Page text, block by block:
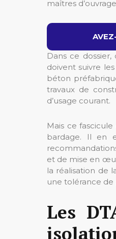
maîtres
Dans ce
doivent suivre
béton
travaux de
d’usage courant.
Mais ce
bardage. Il en
et de mise en
la réalisation de
une tolérance de
Les